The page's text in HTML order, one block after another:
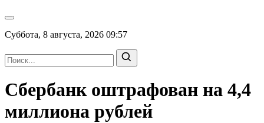
Суббота, 8 августа, 2026 09:57
Сбербанк оштрафован на 4,4
миллиона рублей